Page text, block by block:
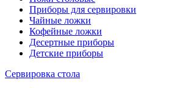
Приборы для сервировки
Чайные ложки
Кофейные ложки
Десертные приборы
Детские приборы
Сервировка стола